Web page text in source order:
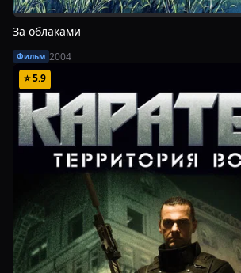
За облаками
Фильм 2004
⭐5.9